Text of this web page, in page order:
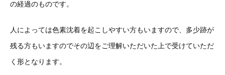
の経過のものです。
人によっては色素沈着を起こしやすい方もいますので、多少跡が
残る方もいますのでその辺をご理解いただいた上で受けていただ
く形となります。